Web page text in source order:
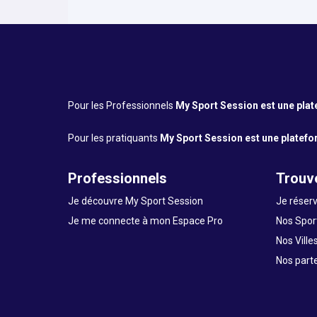
Pour les Professionnels My Sport Session est une
Pour les pratiquants My Sport Session est une
Professionnels
Je découvre My Sport Session
Je me connecte à mon Espace Pro
Je
Nos
Nos Villes
Nos